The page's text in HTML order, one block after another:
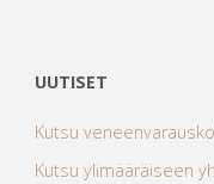
UUTISET
Kutsu
Kutsu ylimääräiseen